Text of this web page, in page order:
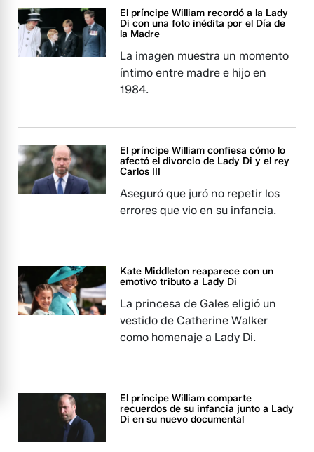
El príncipe William recordó a la Lady
Di con una foto inédita por el Día de
la Madre
La imagen muestra un momento
íntimo entre madre e hijo en
1984.
El príncipe William confiesa cómo lo
afectó el divorcio de Lady Di y el rey
Carlos III
Aseguró que juró no repetir los
errores que vio en su infancia.
Kate Middleton reaparece con un
emotivo tributo a Lady Di
La princesa de Gales eligió un
vestido de Catherine Walker
como homenaje a Lady Di.
El príncipe William comparte
recuerdos de su infancia junto a Lady
Di en su nuevo documental